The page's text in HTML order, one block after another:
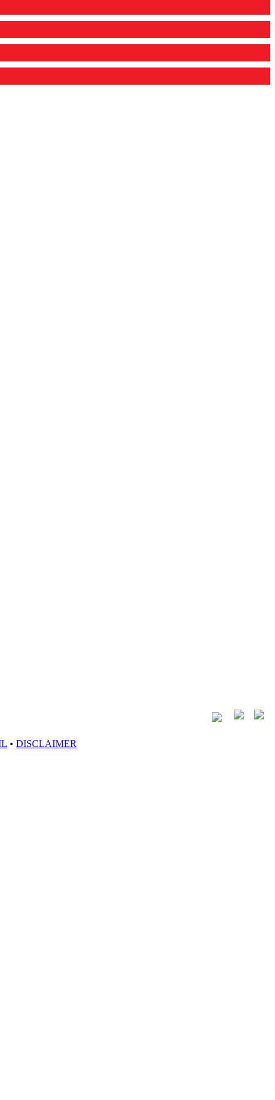
• DISCLAIMER